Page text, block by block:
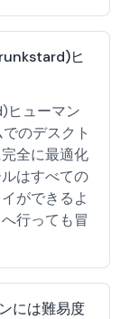
ヒ
ヒューマン
のデスクト
全に最適化
はすべての
ができるよ
行っても冒
には難易度